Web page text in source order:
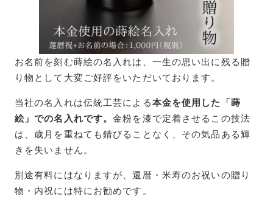
お名前を刻む蒔絵の名入れは、一生の思い出に残る贈
り物として大変ご好評をいただいております。
当社の名入れは伝統工芸による本金を使用した「蒔
絵」での名入れです。金粉を漆で定着させるこの技法
は、歳月を重ねても錆びることなく、その気品ある輝
きを失いません。
別途有料にはなりますが、還暦・米寿のお祝いの贈り
物・内祝には特にお勧めです。